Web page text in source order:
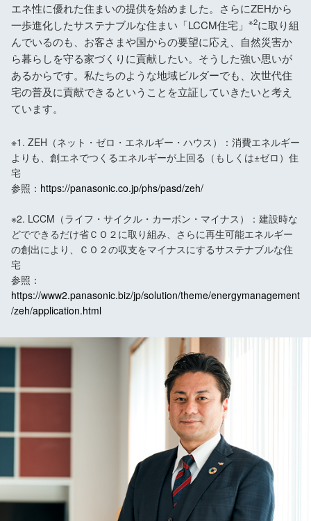
エネ性に優れた住まいの提供を始めました。さらにZEHから
一歩進化したサステナブルな住まい「LCCM住宅」 ※2に取り組
んでいるのも、お客さまや国からの要望に応え、自然災害か
ら暮らしを守る家づくりに貢献したい。そうした強い思いが
あるからです。私たちのような地域ビルダーでも、次世代住
宅の普及に貢献できるということを立証していきたいと考え
ています。
※1. ZEH（ネット・ゼロ・エネルギー・ハウス）：消費エネルギー
よりも、創エネでつくるエネルギーが上回る（もしくは±ゼロ）住
宅
参照： https://panasonic.co.jp/phs/pasd/zeh/
※2. LCCM（ライフ・サイクル・カーボン・マイナス）：建設時な
どでできるだけ省ＣＯ２に取り組み、さらに再生可能エネルギー
の創出により、ＣＯ２の収支をマイナスにするサステナブルな住
宅
参照：
https://www2.panasonic.biz/jp/solution/theme/energymanagement
/zeh/application.html